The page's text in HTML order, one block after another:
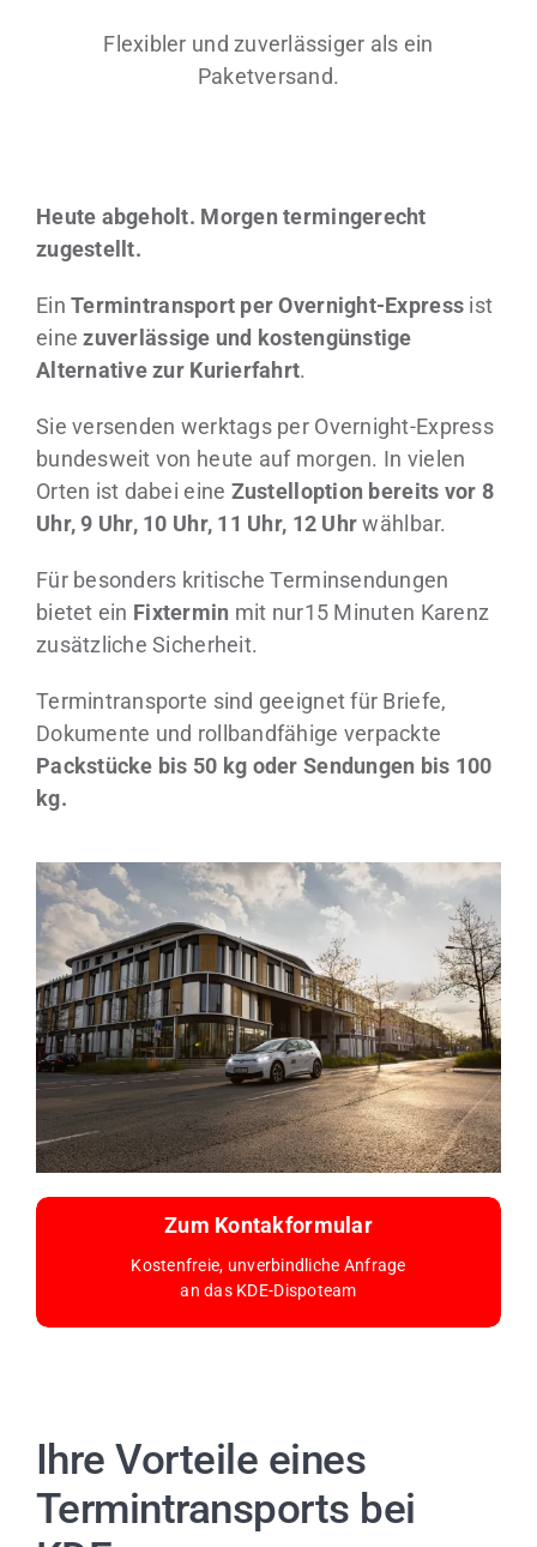
Flexibler und zuverlässiger als ein
Paketversand.
Heute abgeholt. Morgen termingerecht
zugestellt.
EinTermintransport per Overnight-Express ist
einezuverlässige und kostengünstige
Alternative zur Kurierfahrt.
Sie versenden werktags per Overnight-Express
bundesweit von heute auf morgen. In vielen
Orten ist dabei eine Zustelloption bereits vor 8
Uhr, 9 Uhr, 10 Uhr, 11 Uhr, 12 Uhrwählbar.
Für besonders kritische Terminsendungen
bietet ein Fixtermin mit nur15 Minuten Karenz
zusätzliche Sicherheit.
Termintransporte sind geeignet für Briefe,
Dokumente und rollbandfähige verpackte
Packstücke bis 50 kg oder Sendungen bis 100
kg.
Zum Kontakformular
Kostenfreie, unverbindliche Anfrage
an das KDE-Dispoteam
Ihre Vorteile eines
Termintransports bei